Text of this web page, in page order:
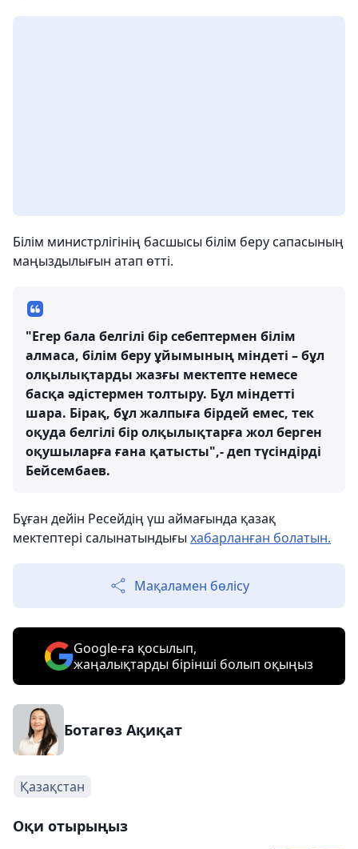
Білім министрлігінің басшысы білім беру сапасының
маңыздылығын атап өтті.
"Егер бала белгілі бір себептермен білім
алмаса, білім беру ұйымының міндеті – бұл
олқылықтарды жазғы мектепте немесе
басқа әдістермен толтыру. Бұл міндетті
шара. Бірақ, бұл жалпыға бірдей емес, тек
оқуда белгілі бір олқылықтарға жол берген
оқушыларға ғана қатысты",- деп түсіндірді
Бейсембаев.
Бұған дейін Ресейдің үш аймағында қазақ
мектептері салынатындығы хабарланған болатын.
Мақаламен бөлісу
Google-ға қосылып,
жаңалықтарды бірінші болып оқыңыз
Ботагөз Ақиқат
Қазақстан
Оқи отырыңыз